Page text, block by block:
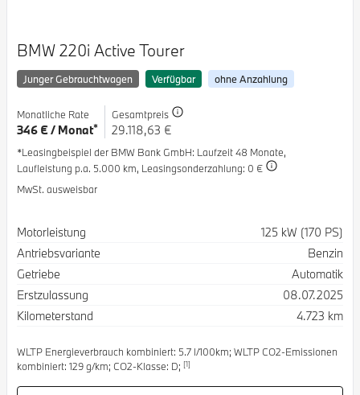
BMW 220i Active Tourer
Junger Gebrauchtwagen Verfügbar ohne Anzahlung
Monatliche Rate
346 € / Monat*
Gesamtpreis
29.118,63 €
*Leasingbeispiel der BMW Bank GmbH: Laufzeit 48 Monate,
Laufleistung p.a. 5.000 km, Leasingsonderzahlung: 0 €
MwSt. ausweisbar
Spezifikation
Motorleistung
125 kW (170 PS)
Antriebsvariante
Benzin
Getriebe
Automatik
Erstzulassung
08.07.2025
Kilometerstand
4.723 km
WLTP Energieverbrauch kombiniert: 5.7 l/100km; WLTP CO2-Emissionen
kombiniert: 129 g/km; CO2-Klasse: D; [1]